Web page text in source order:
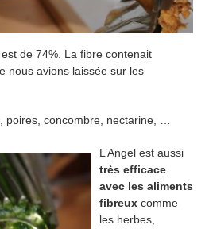
de 74%. La fibre contenait
nous avions laissée sur les
poires, concombre, nectarine, …
L’Angel est aussi
très efficace
avec les aliments
fibreux comme
les herbes,